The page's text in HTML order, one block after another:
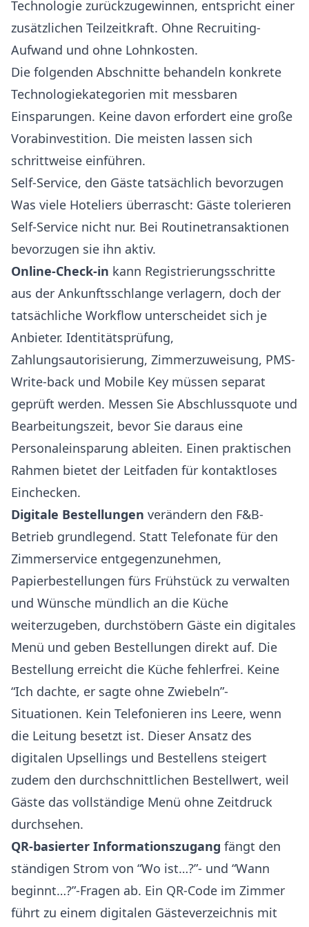
Technologie zurückzugewinnen, entspricht einer
zusätzlichen Teilzeitkraft. Ohne Recruiting-
Aufwand und ohne Lohnkosten.
Die folgenden Abschnitte behandeln konkrete
Technologiekategorien mit messbaren
Einsparungen. Keine davon erfordert eine große
Vorabinvestition. Die meisten lassen sich
schrittweise einführen.
Self-Service, den Gäste tatsächlich bevorzugen
Was viele Hoteliers überrascht: Gäste tolerieren
Self-Service nicht nur. Bei Routinetransaktionen
bevorzugen sie ihn aktiv.
Online-Check-in kann Registrierungsschritte
aus der Ankunftsschlange verlagern, doch der
tatsächliche Workflow unterscheidet sich je
Anbieter. Identitätsprüfung,
Zahlungsautorisierung, Zimmerzuweisung, PMS-
Write-back und Mobile Key müssen separat
geprüft werden. Messen Sie Abschlussquote und
Bearbeitungszeit, bevor Sie daraus eine
Personaleinsparung ableiten. Einen praktischen
Rahmen bietet der Leitfaden für kontaktloses
Einchecken.
Digitale Bestellungen verändern den F&B-
Betrieb grundlegend. Statt Telefonate für den
Zimmerservice entgegenzunehmen,
Papierbestellungen fürs Frühstück zu verwalten
und Wünsche mündlich an die Küche
weiterzugeben, durchstöbern Gäste ein digitales
Menü und geben Bestellungen direkt auf. Die
Bestellung erreicht die Küche fehlerfrei. Keine
“Ich dachte, er sagte ohne Zwiebeln”-
Situationen. Kein Telefonieren ins Leere, wenn
die Leitung besetzt ist. Dieser Ansatz des
digitalen Upsellings und Bestellens steigert
zudem den durchschnittlichen Bestellwert, weil
Gäste das vollständige Menü ohne Zeitdruck
durchsehen.
QR-basierter Informationszugang fängt den
ständigen Strom von “Wo ist…?”- und “Wann
beginnt…?”-Fragen ab. Ein QR-Code im Zimmer
führt zu einem digitalen Gästeverzeichnis mit